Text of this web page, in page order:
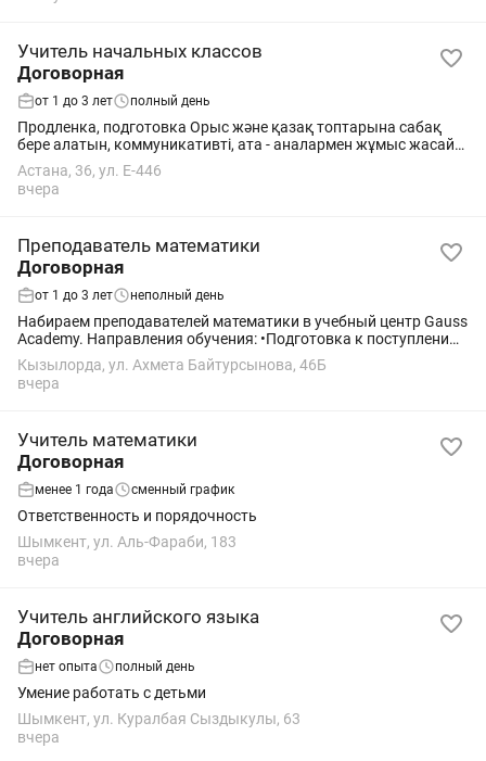
Учитель начальных классов
Договорная
от 1 до 3 лет полный день
Продленка, подготовка Орыс және қазақ топтарына сабақ
бере алатын, коммуникативті, ата - аналармен жұмыс жасай
алатын, кемінде 1 жыл жұмыс тәжірибесі бар мұғалім керек
Астана, 36, ул. Е-446
вчера
Преподаватель математики
Договорная
от 1 до 3 лет неполный день
Набираем преподавателей математики в учебный центр Gauss
Academy. Направления обучения: •Подготовка к поступлению
в НИШ, БИЛ, РФМШ •Школьная математика (5–11 классы)
•Сложные темы и устранение...
Кызылорда, ул. Ахмета Байтурсынова, 46Б
вчера
Учитель математики
Договорная
менее 1 года сменный график
Ответственность и порядочность
Шымкент, ул. Аль-Фараби, 183
вчера
Учитель английского языка
Договорная
нет опыта полный день
Умение работать с детьми
Шымкент, ул. Куралбая Сыздыкулы, 63
вчера